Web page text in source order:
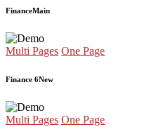
FinanceMain
Multi Pages One Page
Finance 6New
Multi Pages One Page